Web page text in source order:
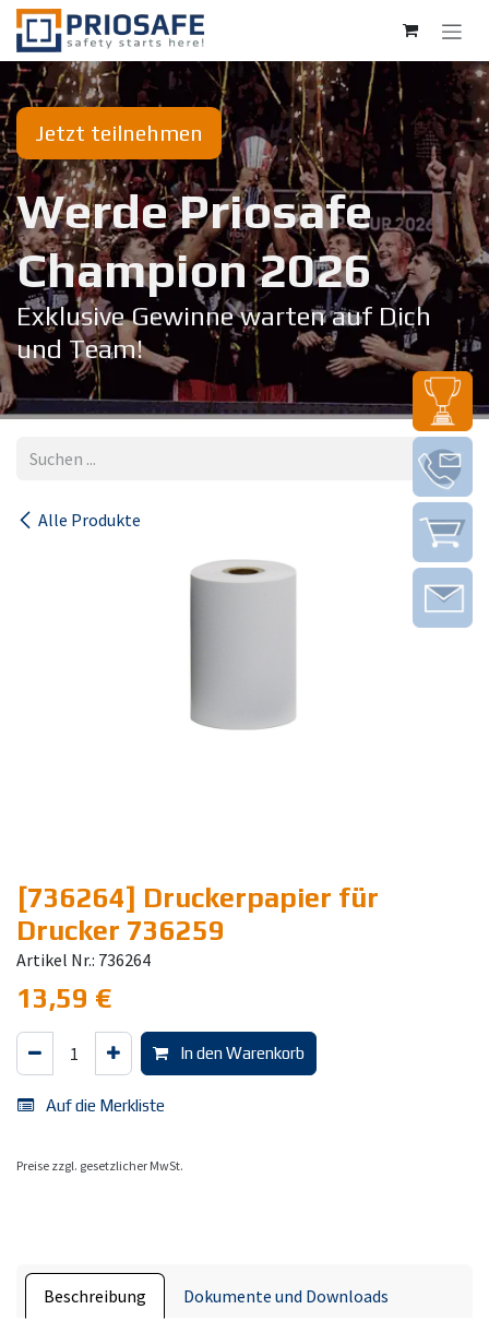
Zum Inhalt springen
Jetzt teilnehmen
Werde Priosafe
Champion 20​26
Exklusive Gewinne warten auf Dich
und Team!
Alle Produkte
[736264] Druckerpapier für
Drucker 736259
Artikel Nr.: 736264
13,59 €
In den Warenkorb
Auf die Merkliste
Preise zzgl. gesetzlicher MwSt.
Beschreibung Dokumente und Downloads